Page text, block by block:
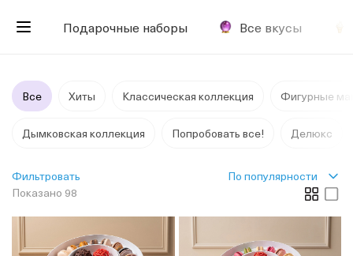
Подарочные наборы Все вкусы
Все Хиты Классическая коллекция Фигурные
Дымковская коллекция Попробовать все! Делюкс
Показано 98
Фильтровать По популярности